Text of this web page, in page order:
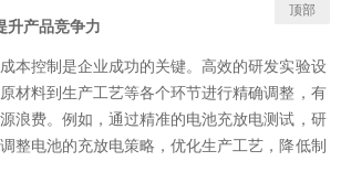
升产品竞争力
控制是企业成功的关键。高效的研发实验设
材料到生产工艺等各个环节进行精确调整，有
浪费。例如，通过精准的电池充放电测试，研
整电池的充放电策略，优化生产工艺，降低制
顶部